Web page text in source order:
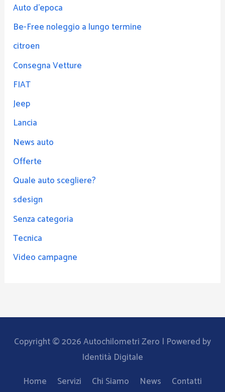
Auto d'epoca
Be-Free noleggio a lungo termine
citroen
Consegna Vetture
FIAT
Jeep
Lancia
News auto
Offerte
Quale auto scegliere?
sdesign
Senza categoria
Tecnica
Video campagne
Copyright © 2026Autochilometri Zero | Powered by
Identità Digitale
Home
Servizi Chi Siamo News
Contatti